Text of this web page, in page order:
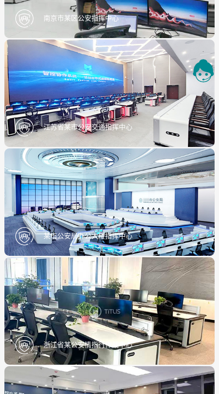
南京市某区公安指挥中心
江苏省某市公安交通指挥中心
某市公安局办公大楼指挥中心
浙江省某公安情指行作战中心